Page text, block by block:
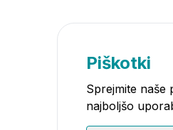
Piškotki
Sprejmite naše
najboljšo